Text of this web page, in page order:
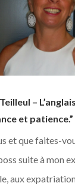
–
et patience.”
et que faites-
suite à mon
aux